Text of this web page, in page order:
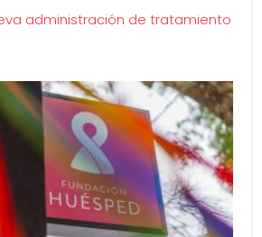
administración de tratamiento